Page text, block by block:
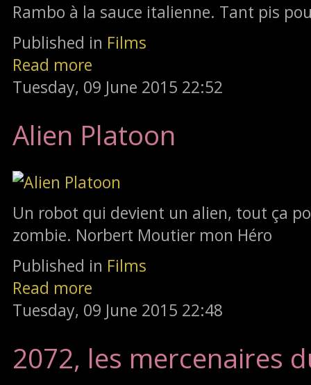
Rambo à la sauce italienne. Tant pis
Published in Films
Read more
Tuesday, 09 June 2015 22:52
Alien Platoon
Un robot qui devient un alien, tout ça
zombie. Norbert Moutier mon Héro
Published in Films
Read more
Tuesday, 09 June 2015 22:48
2072, les mercenaires